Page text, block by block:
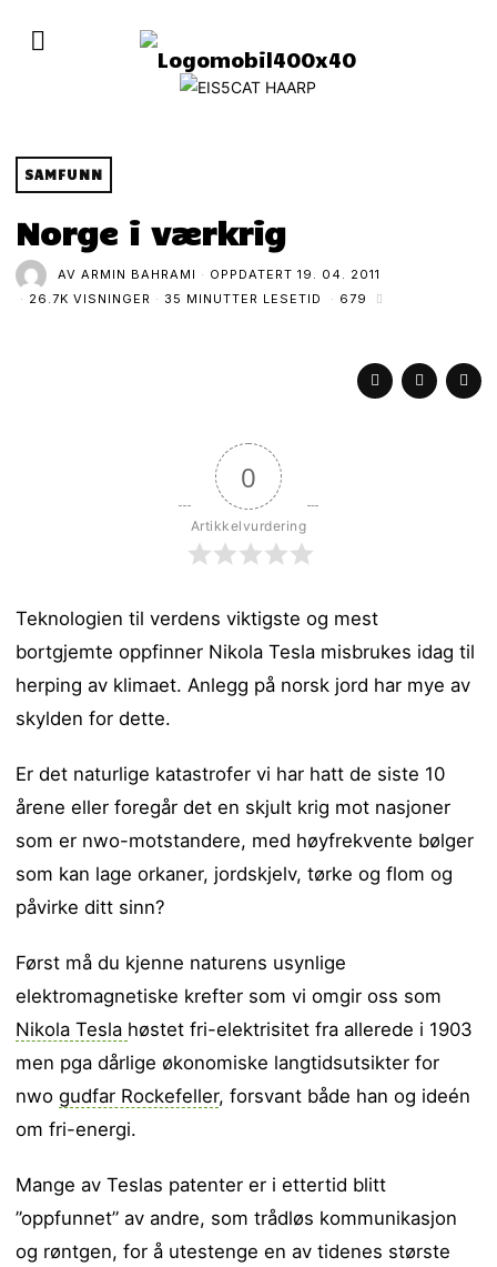
SAMFUNN
Norge i værkrig
AVARMIN BAHRAMI OPPDATERT19. 04. 2011
26.7K VISNINGER
35 MINUTTER LESETID 679
0
Artikkelvurdering
Teknologien til verdens viktigste og mest
bortgjemte oppfinner Nikola Tesla misbrukes idag til
herping av klimaet. Anlegg på norsk jord har mye av
skylden for dette.
Er det naturlige katastrofer vi har hatt de siste 10
åreneeller foregår det en skjult krig mot nasjoner
som er nwo-motstandere, med høyfrekvente bølger
som kan lage orkaner, jordskjelv, tørke og flom og
påvirke ditt sinn?
Først må du kjenne naturens usynlige
elektromagnetiske krefter som vi omgir oss som
Nikola Tesla høstet fri-elektrisitet fra allerede i 1903
men pga dårlige økonomiske langtidsutsikter for
nwogudfar Rockefeller, forsvant både han og ideén
om fri-energi.
Mange av Teslas patenter er i ettertid blitt
”oppfunnet” av andre, som trådløs kommunikasjon
og røntgen, for å utestenge en av tidenes største